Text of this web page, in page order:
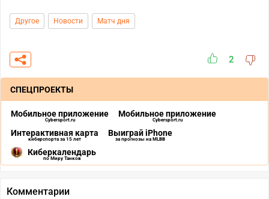
Другое Новости Матч дня
2
СПЕЦПРОЕКТЫ
Мобильное приложение
Cybersport.ru
Мобильное приложение
Cybersport.ru
Интерактивная карта
киберспорта за 15 лет
Выиграй iPhone
за прогнозы на MLBB
Киберкалендарь
по Миру Танков
Комментарии